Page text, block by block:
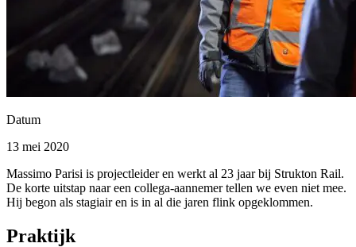
Datum
13 mei 2020
Massimo Parisi is projectleider en werkt al 23 jaar bij Strukton Rail.
De korte uitstap naar een collega-aannemer tellen we even niet mee.
Hij begon als stagiair en is in al die jaren flink opgeklommen.
Praktijk